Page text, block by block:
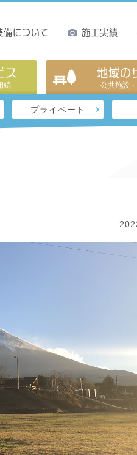
備について 施工実績
ス
続
地域の
公共施設
プライベート